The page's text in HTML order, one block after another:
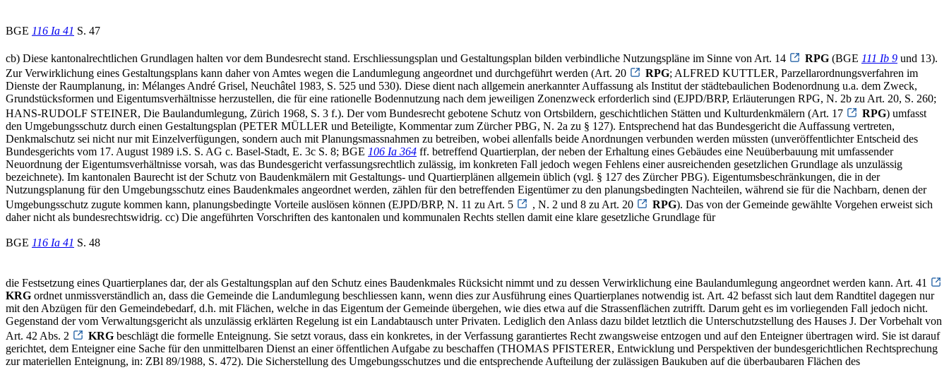
BGE 116 Ia 41 S. 47
cb) Diese kantonalrechtlichen Grundlagen halten vor dem Bundesrecht stand. Erschliessungsplan und Gestaltungsplan bilden verbindliche Nutzungspläne im Sinne von Art. 14 RPG (BGE 111 Ib 9 und 13).
Zur Verwirklichung eines Gestaltungsplans kann daher von Amtes wegen die Landumlegung angeordnet und durchgeführt werden (Art. 20
RPG; ALFRED KUTTLER, Parzellarordnungsverfahren im
Dienste der Raumplanung, in: Mélanges André Grisel, Neuchâtel 1983, S. 525 und 530). Diese dient nach allgemein anerkannter Auffassung als Institut der städtebaulichen Bodenordnung u.a. dem Zweck,
Grundstücksformen und Eigentumsverhältnisse herzustellen, die für eine rationelle Bodennutzung nach dem jeweiligen Zonenzweck erforderlich sind (EJPD/BRP, Erläuterungen RPG, N. 2b zu Art. 20, S. 260;
HANS-RUDOLF STEINER, Die Baulandumlegung, Zürich 1968, S. 3 f.). Der vom Bundesrecht gebotene Schutz von Ortsbildern, geschichtlichen Stätten und Kulturdenkmälern (Art. 17
RPG) umfasst
den Umgebungsschutz durch einen Gestaltungsplan (PETER MÜLLER und Beteiligte, Kommentar zum Zürcher PBG, N. 2a zu § 127). Entsprechend hat das Bundesgericht die Auffassung vertreten,
Denkmalschutz sei nicht nur mit Einzelverfügungen, sondern auch mit Planungsmassnahmen zu betreiben, wobei allenfalls beide Anordnungen verbunden werden müssten (unveröffentlichter Entscheid des
Bundesgerichts vom 17. August 1989 i.S. S. AG c. Basel-Stadt, E. 3c S. 8; BGE 106 Ia 364 ff. betreffend Quartierplan, der neben der Erhaltung eines Gebäudes eine Neuüberbauung mit umfassender
Neuordnung der Eigentumsverhältnisse vorsah, was das Bundesgericht verfassungsrechtlich zulässig, im konkreten Fall jedoch wegen Fehlens einer ausreichenden gesetzlichen Grundlage als unzulässig
bezeichnete). Im kantonalen Baurecht ist der Schutz von Baudenkmälern mit Gestaltungs- und Quartierplänen allgemein üblich (vgl. § 127 des Zürcher PBG). Eigentumsbeschränkungen, die in der
Nutzungsplanung für den Umgebungsschutz eines Baudenkmales angeordnet werden, zählen für den betreffenden Eigentümer zu den planungsbedingten Nachteilen, während sie für die Nachbarn, denen der
Umgebungsschutz zugute kommen kann, planungsbedingte Vorteile auslösen können (EJPD/BRP, N. 11 zu Art. 5
, N. 2 und 8 zu Art. 20 RPG). Das von der Gemeinde gewählte Vorgehen erweist sich
daher nicht als bundesrechtswidrig. cc) Die angeführten Vorschriften des kantonalen und kommunalen Rechts stellen damit eine klare gesetzliche Grundlage für
BGE 116 Ia 41 S. 48
die Festsetzung eines Quartierplanes dar, der als Gestaltungsplan auf den Schutz eines Baudenkmales Rücksicht nimmt und zu dessen Verwirklichung eine Baulandumlegung angeordnet werden kann. Art. 41
KRG ordnet unmissverständlich an, dass die Gemeinde die Landumlegung beschliessen kann, wenn dies zur Ausführung eines Quartierplanes notwendig ist. Art. 42 befasst sich laut dem Randtitel dagegen nur
mit den Abzügen für den Gemeindebedarf, d.h. mit Flächen, welche in das Eigentum der Gemeinde übergehen, wie dies etwa auf die Strassenflächen zutrifft. Darum geht es im vorliegenden Fall jedoch nicht.
Gegenstand der vom Verwaltungsgericht als unzulässig erklärten Regelung ist ein Landabtausch unter Privaten. Lediglich den Anlass dazu bildet letztlich die Unterschutzstellung des Hauses J. Der Vorbehalt von
Art. 42 Abs. 2
KRG beschlägt die formelle Enteignung. Sie setzt voraus, dass ein konkretes, in der Verfassung garantiertes Recht zwangsweise entzogen und auf den Enteigner übertragen wird. Sie ist darauf
gerichtet, dem Enteigner eine Sache für den unmittelbaren Dienst an einer öffentlichen Aufgabe zu beschaffen (THOMAS PFISTERER, Entwicklung und Perspektiven der bundesgerichtlichen Rechtsprechung
zur materiellen Enteignung, in: ZBl 89/1988, S. 472). Die Sicherstellung des Umgebungsschutzes und die entsprechende Aufteilung der zulässigen Baukuben auf die überbaubaren Flächen des